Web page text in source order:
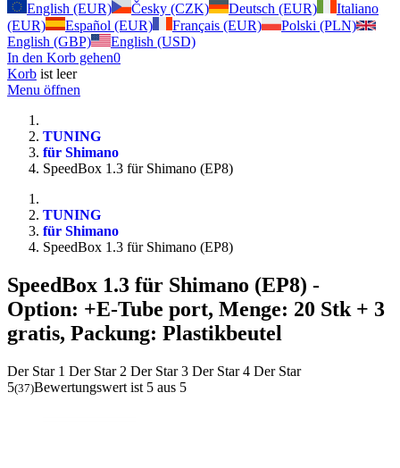
English (EUR)
Česky (CZK) Deutsch (EUR)
Italiano
(EUR)
Español (EUR) Français (EUR)
Polski (PLN)
English (GBP)
English (USD)
In den Korb gehen0
Korb ist leer
Menu öffnen
TUNING
für Shimano
SpeedBox 1.3 für Shimano (EP8)
TUNING
für Shimano
SpeedBox 1.3 für Shimano (EP8)
SpeedBox 1.3 für Shimano (EP8) -
Option: +E-Tube port, Menge: 20 Stk + 3
gratis, Packung: Plastikbeutel
Der Star 1 Der Star 2 Der Star 3 Der Star 4 Der Star
5(37)Bewertungswert ist 5 aus 5